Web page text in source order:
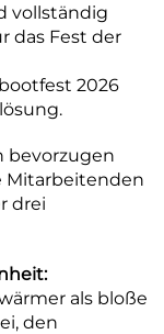
vollständig
das Fest der
2026
bevorzugen
Mitarbeitenden
drei
als bloße
den